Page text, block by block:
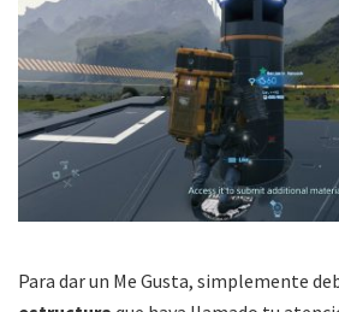
Para dar un Me Gusta, simplemente